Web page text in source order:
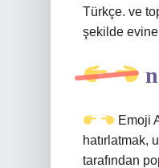
Türkçe. ve
şekilde
Emoji
hatırlatmak,
tarafından